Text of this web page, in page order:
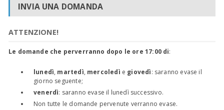
INVIA UNA DOMANDA
ATTENZIONE!
Le domande che perverranno dopo le ore 17:00 di:
lunedì, martedì, mercoledì e giovedì: saranno evase il
giorno seguente;
venerdì: saranno evase il lunedì successivo.
Non tutte le domande pervenute verranno evase.